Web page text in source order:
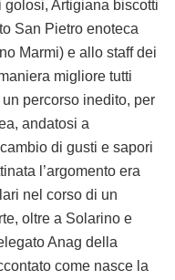
Artigiana biscotti
San Pietro enoteca
Marmi) e allo staff dei
migliore tutti
percorso inedito, per
andatosi a
di gusti e sapori
l’argomento era
nel corso di un
oltre a Solarino e
Anag della
come nasce la